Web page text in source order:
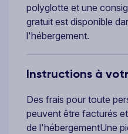
polyglotte et une
gratuit est disponible
l'hébergement.
Instructions à
Des frais pour toute
peuvent être facturés
de l'hébergementUne